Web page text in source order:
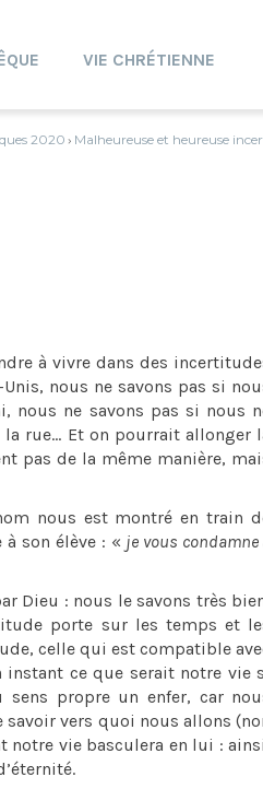
VIE CHRÉTIENNE
2020 › Malheureuse et heureuse
à vivre dans des
nous ne savons pas si
nous ne savons pas si nous
rue... Et on pourrait allonger
pas de la même manière,
nous est montré en train
son élève : « je vous condamne
Dieu : nous le savons très
porte sur les temps et
celle qui est compatible
instant ce que serait notre vie
propre un enfer, car
vers quoi nous allons
notre vie basculera en lui :